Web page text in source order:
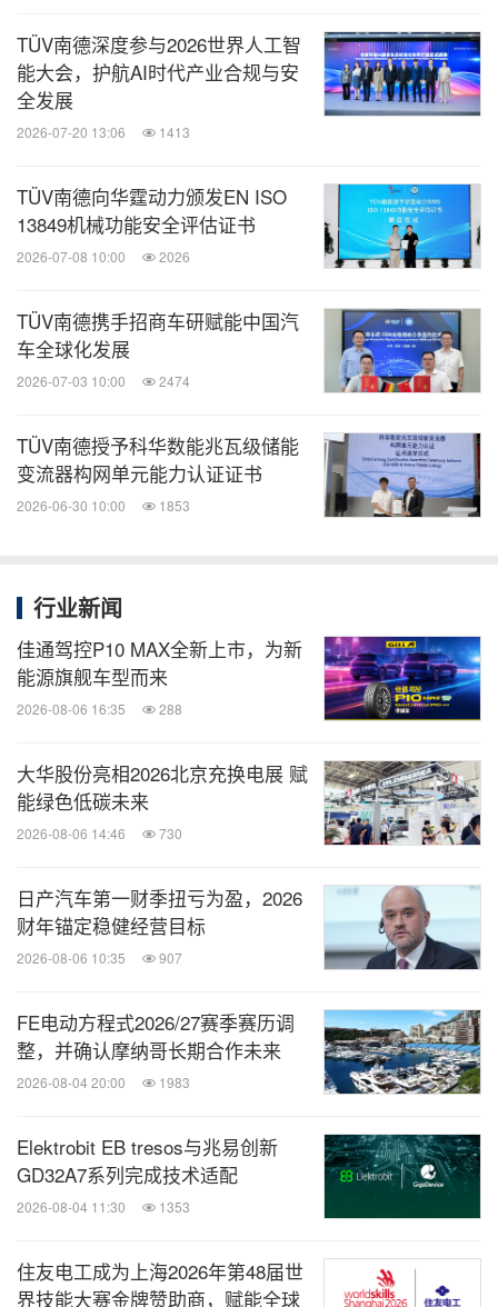
TÜV南德深度参与2026世界人工智
能大会，护航AI时代产业合规与安
全发展
2026-07-20 13:06 1413
TÜV南德向华霆动力颁发EN ISO
13849机械功能安全评估证书
2026-07-08 10:00 2026
TÜV南德携手招商车研赋能中国汽
车全球化发展
2026-07-03 10:00 2474
TÜV南德授予科华数能兆瓦级储能
变流器构网单元能力认证证书
2026-06-30 10:00 1853
行业新闻
佳通驾控P10 MAX全新上市，为新
能源旗舰车型而来
2026-08-06 16:35 288
大华股份亮相2026北京充换电展 赋
能绿色低碳未来
2026-08-06 14:46 730
日产汽车第一财季扭亏为盈，2026
财年锚定稳健经营目标
2026-08-06 10:35 907
FE电动方程式2026/27赛季赛历调
整，并确认摩纳哥长期合作未来
2026-08-04 20:00 1983
Elektrobit EB tresos与兆易创新
GD32A7系列完成技术适配
2026-08-04 11:30 1353
住友电工成为上海2026年第48届世
界技能大赛金牌赞助商，赋能全球